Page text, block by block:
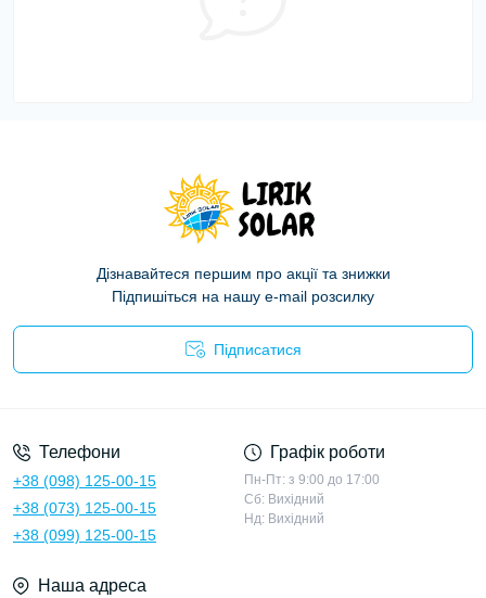
Дізнавайтеся першим про акції та знижки
Підпишіться на нашу e-mail розсилку
Підписатися
Телефони
+38 (098) 125-00-15
+38 (073) 125-00-15
+38 (099) 125-00-15
Графік роботи
Пн-Пт: з 9:00 до 17:00
Сб: Вихідний
Нд: Вихідний
Наша адреса